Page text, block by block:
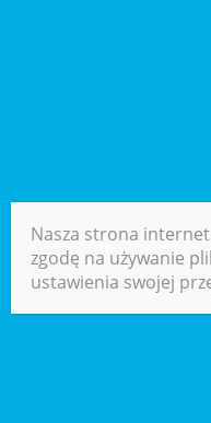
Nasza strona
zgodę na używanie
ustawienia swojej